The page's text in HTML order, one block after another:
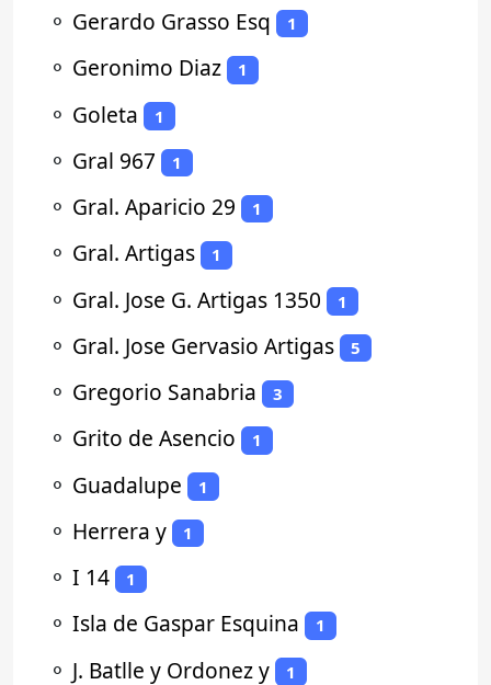
⚬ Gerardo Grasso Esq 1
⚬ Geronimo Diaz 1
⚬ Goleta 1
⚬ Gral 967 1
⚬ Gral. Aparicio 29 1
⚬ Gral. Artigas 1
⚬ Gral. Jose G. Artigas 1350 1
⚬ Gral. Jose Gervasio Artigas 5
⚬ Gregorio Sanabria 3
⚬ Grito de Asencio 1
⚬ Guadalupe 1
⚬ Herrera y 1
⚬ I 14 1
⚬ Isla de Gaspar Esquina 1
⚬ J. Batlle y Ordonez y 1